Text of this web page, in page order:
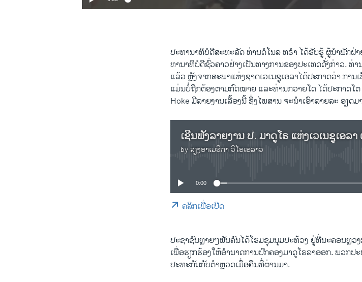
ປະ​ທາ​ນາ​ທິ​ບໍ​ດີ​ສະ​ຫະ​ລັດ ທ່ານ​ດໍ​ໂນ​ລ ທ​ຣຳ ໄດ້​ຮັບ​ຮູ້ ຜູ້​ນຳ​ພັກ​ຝ່າ
ທາ​ນາ​ທິ​ບໍ​ດີ​ຊົ່ວ​ຄາວຢ່າງເປັນ​ທາງ​ການ​ຂອງປະ​ເທດ​ດັ່ງ​ກ່າວ​.
ແລ້ວ ຫຼັງ​ຈາກ​ສະ​ພາ​ແຫ່ງ​ຊາດ​ເວ​ເນ​ຊູ​ເອ​ລາໄດ້​ປະ​ກາດ​ວ່າ ກາ
ແມ່ນ​ບໍ່​ຖືກ​ຕ້ອງ​ຕາມກົດ​ໝາຍ ແລະ​ທ່ານ​ກວາຍ​ໂດ ໄດ້​ປະ​ກາດ​ໂ
Hoke ມີ​ລາຍ​ງານ​ເລື້ອງນີ້ ຊຶ່ງ​ໄພ​ສານ ຈະນຳເອົາລາຍລະ ອຽດ
by ສຽງອາເມຣິກາ ວີໂອເອລາວ
0:00
ຄລິກເພື່ອເປີດ
ປະ​ຊາ​ຊົນ​ຫຼາຍໆ​ພັນ​ຄົນ​ໄດ້​ໂຮມ​ຊຸມ​ນຸມ​ປະ​ທ້ວງ ຢູ່​ທີ່​ນະ​ຄອນ​ຫຼວງ​
ເພື່ອ​ຮຽກ​ຮ້ອງ​ໃຫ້​ອຳ​ນາດ​ການປົກ​ຄອງ​ມາ​ດູ​ໂຣລາ​ອອກ. ພວກ​ປ
ປະ​ທະ​ກັນກັບ​ຕຳ​ຫຼວດ​ເມື່ອ​ຄືນ​ທີ່​ຜ່ານ​ມາ.